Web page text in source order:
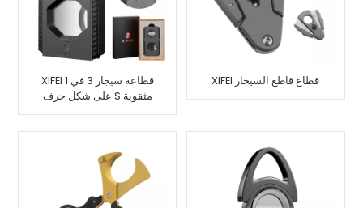
XIFEI قطاعة سيجار 3 في 1
على شكل حرف S مثقوبة
XIFEI قطاع قاطع السيجار